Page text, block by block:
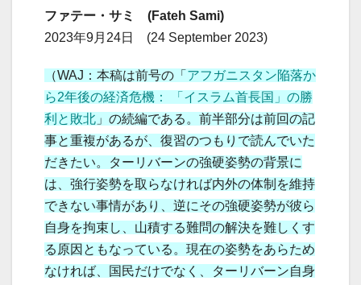
ファテー・サミ (Fateh Sami)
2023年9月24日 (24 September 2023)
（WAJ：本稿は前号の「 アフガニスタン陥落か
ら2年後の経済危機： 「イスラム首長国」の勝
利と敗北 」の続編である。前半部分は前回の記
事と重複があるが、復習のつもりで読んでいた
だきたい。ターリバーンの強硬姿勢の背景に
は、強行姿勢を取らなければ内外の体制を維持
できない事情があり、逆にその強硬姿勢が彼ら
自身を拘束し、山積する難問の解決を難しくす
る原因ともなっている。現在の姿勢をあらため
なければ、国民だけでなく、ターリバーン自身